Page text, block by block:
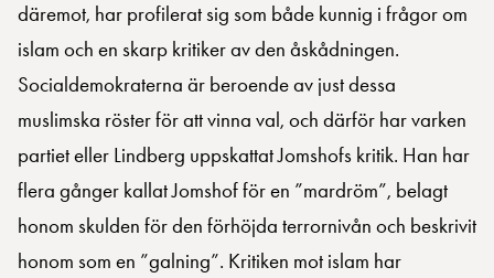
däremot, har profilerat sig som både kunnig i frågor om
islam och en skarp kritiker av den åskådningen.
Socialdemokraterna är beroende av just dessa
muslimska röster för att vinna val, och därför har varken
partiet eller Lindberg uppskattat Jomshofs kritik. Han har
flera gånger kallat Jomshof för en ”mardröm”, belagt
honom skulden för den förhöjda terrornivån och beskrivit
honom som en ”galning”. Kritiken mot islam har